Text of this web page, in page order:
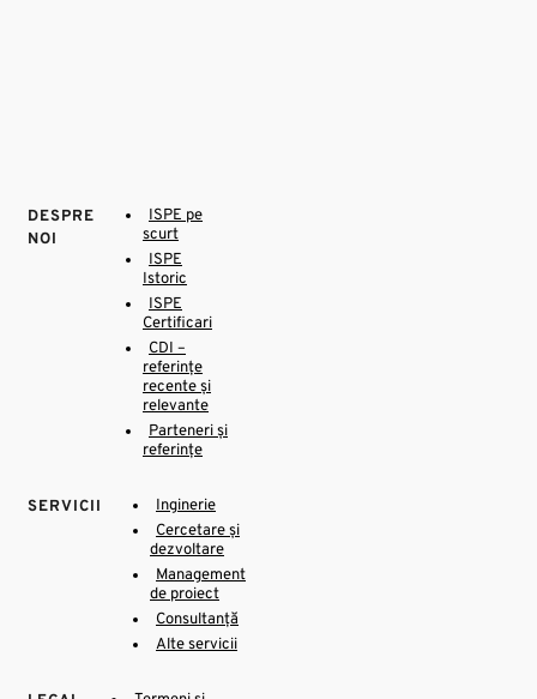
DESPRE
NOI
ISPE pe
scurt
ISPE
Istoric
ISPE
Certificari
CDI –
referințe
recente și
relevante
Parteneri și
referințe
SERVICII
Inginerie
Cercetare și
dezvoltare
Management
de proiect
Consultanță
Alte servicii